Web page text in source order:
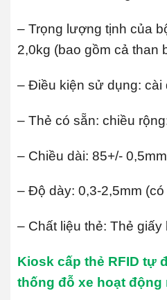
– Trọng lượng tịnh của
2,0kg (bao gồm cả than
– Điều kiện sử dụng: cài
– Thẻ có sẵn: chiều
– Chiều dài: 85+/- 0,5mm
– Độ dày: 0,3-2,5mm
– Chất liệu thẻ: Thẻ
Kiosk cấp thẻ RFID tự
thống đỗ xe hoạt động